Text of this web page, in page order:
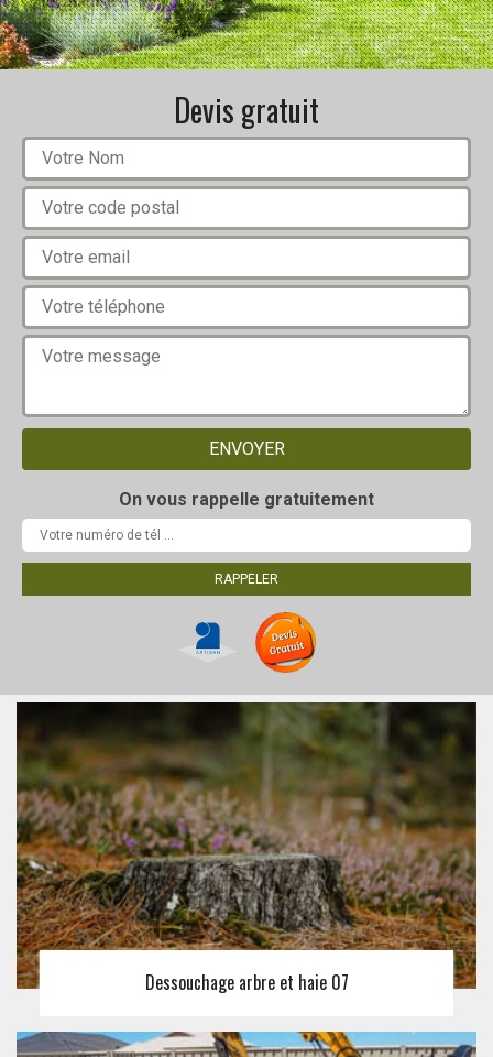
Devis gratuit
On vous rappelle gratuitement
Dessouchage arbre et haie 07